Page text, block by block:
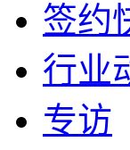
签约
行业
专访